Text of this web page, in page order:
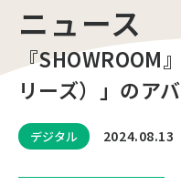
HOME
ニュース
ビジネス
作品紹介
会社案内
創業50周年記念ページ
音楽配信
採用情報
ニュース
『SHOWROOM
リーズ）」のア
デジタル 2024.08.13